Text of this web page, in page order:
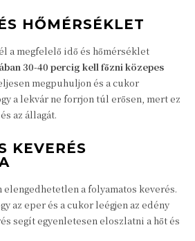
HŐMÉRSÉKLET
a megfelelő idő és hőmérséklet
30-40 percig kell főzni közepes
megpuhuljon és a cukor
a lekvár ne forrjon túl erősen, mert ez
az állagát.
KEVERÉS
elengedhetetlen a folyamatos keverés.
az eper és a cukor leégjen az edény
segít egyenletesen eloszlatni a hőt és